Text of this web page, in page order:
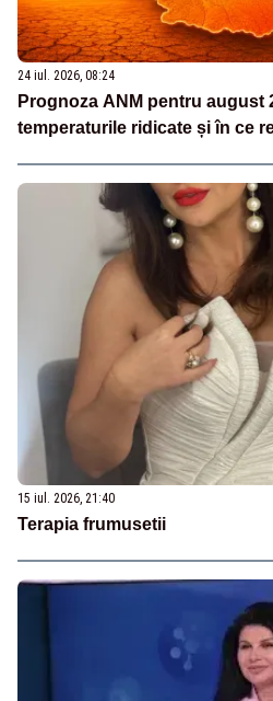
24 iul. 2026, 08:24
Prognoza ANM pentru august
temperaturile ridicate și în ce
15 iul. 2026, 21:40
Terapia frumusetii